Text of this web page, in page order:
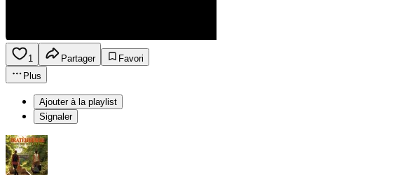
1 Partager
Favori
Plus
Ajouter à la playlist
Signaler